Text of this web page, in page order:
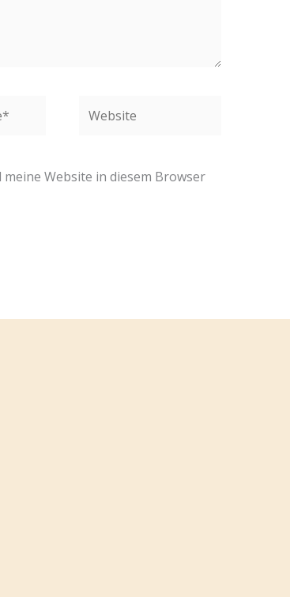
Website in diesem Browser